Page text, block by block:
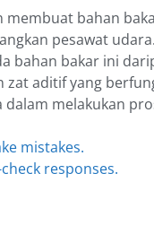
membuat bahan
pesawat
bahan bakar ini
zat aditif yang
dalam melakukan
mistakes.
responses.